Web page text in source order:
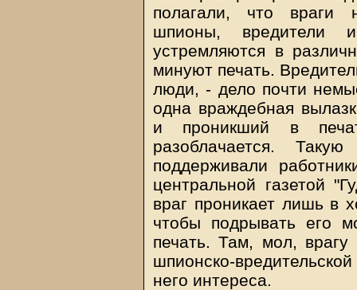
полагали, что враги
шпионы, вредители
устремляются в
минуют печать.
люди, - дело почти
одна враждебная
и проникший в
разоблачается.
поддерживали
центральной газетой
враг проникает лишь в
чтобы подрывать его
печать. Там, мол, врагу
шпионско-
него интереса.